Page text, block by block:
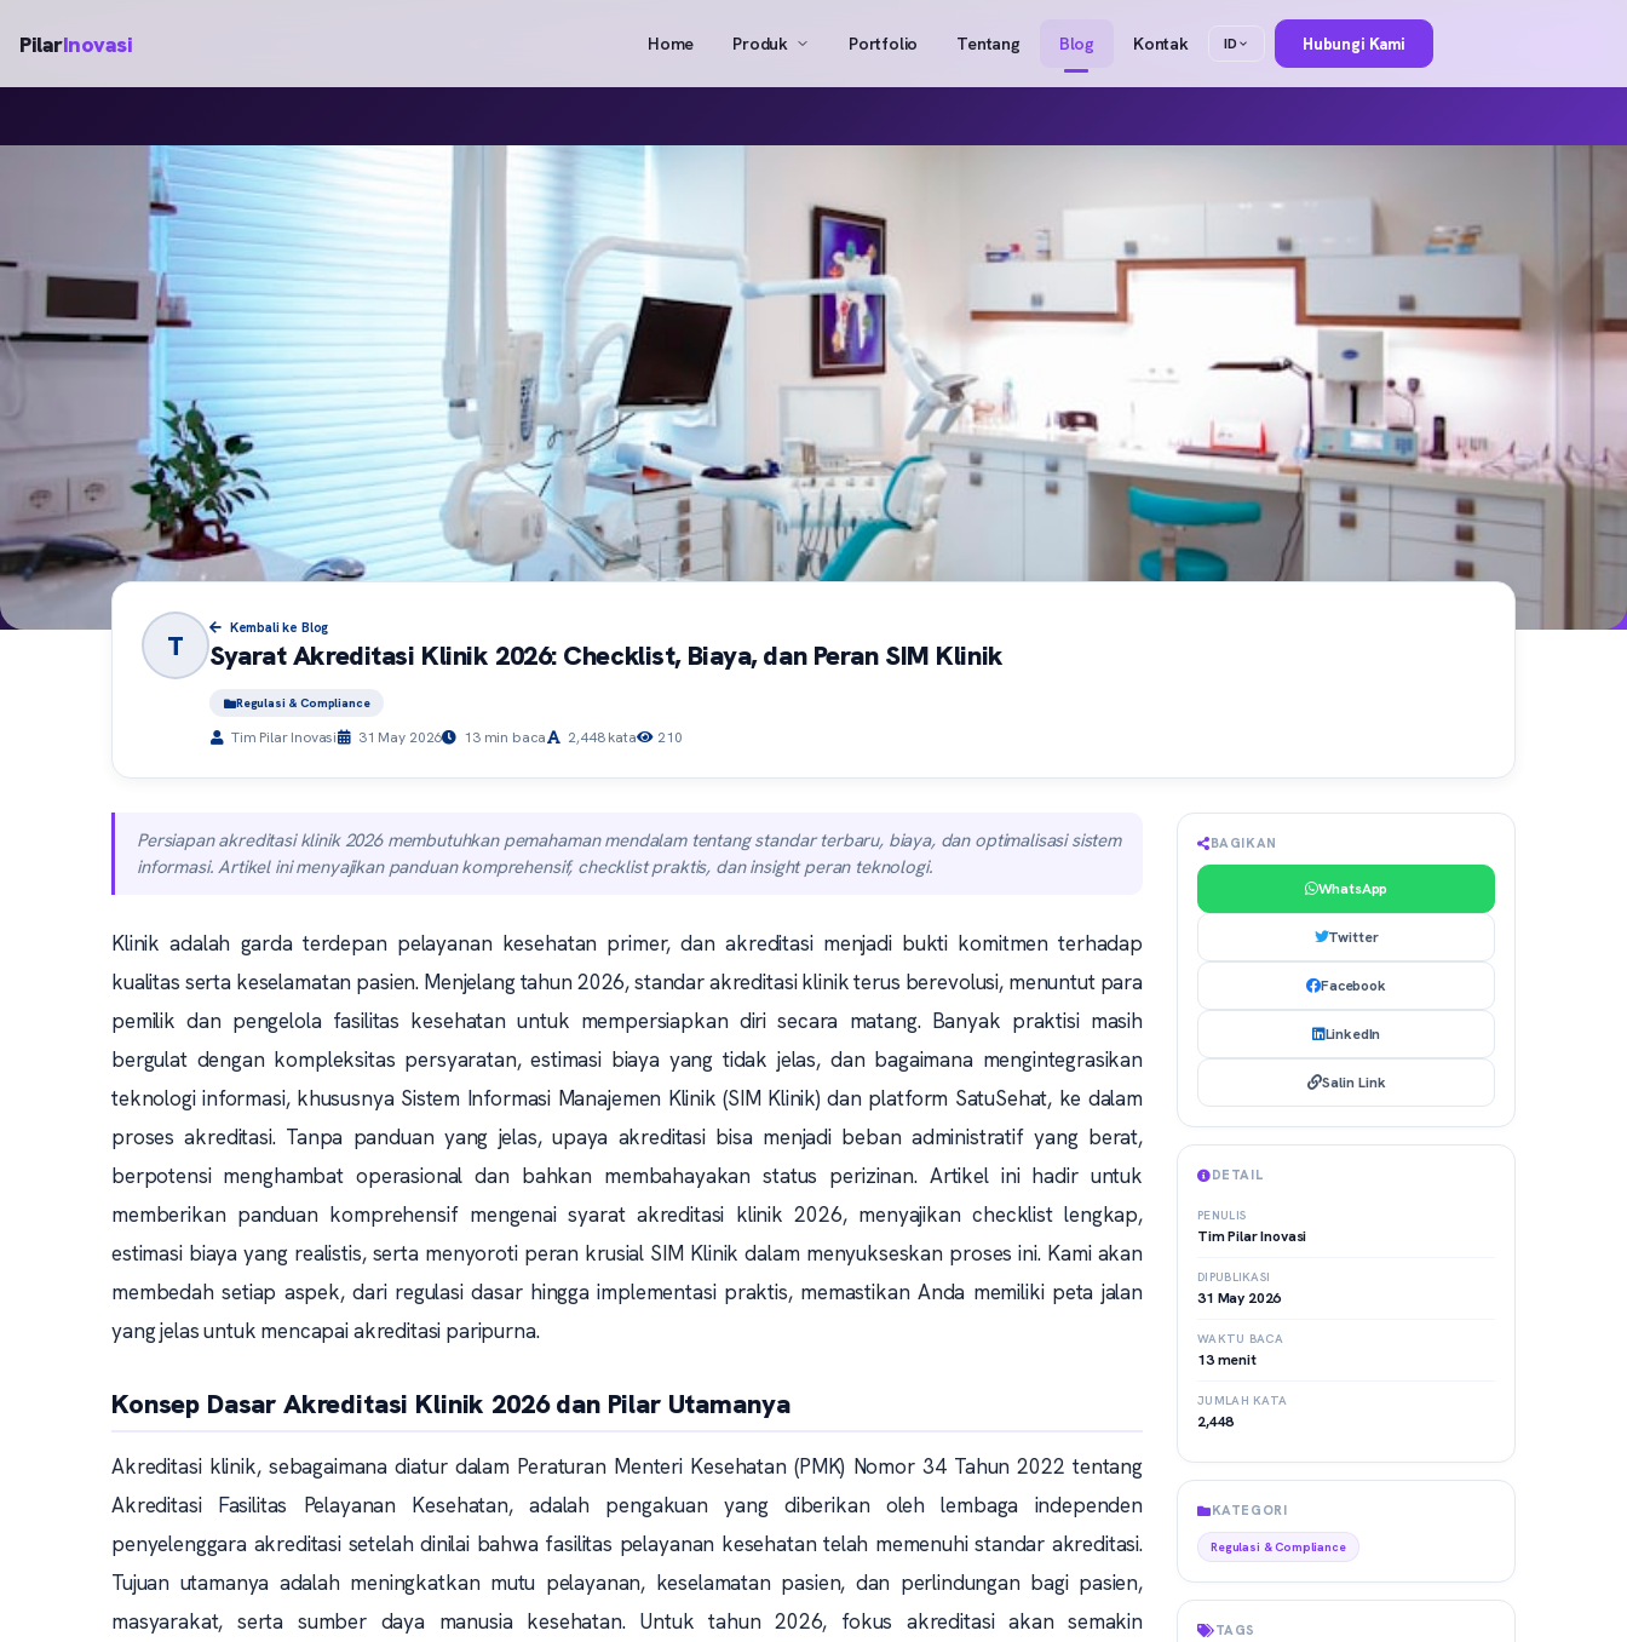
PilarInovasi Home Produk Portfolio Tentang Blog Kontak ID Hubungi Kami
T
Kembali ke Blog
Syarat Akreditasi Klinik 2026: Checklist, Biaya, dan Peran SIM Klinik
Regulasi & Compliance
Tim Pilar Inovasi 31 May 2026 13 min baca 2,448 kata 210
Persiapan akreditasi klinik 2026 membutuhkan pemahaman mendalam tentang standar terbaru, biaya, dan optimalisasi sistem
informasi. Artikel ini menyajikan panduan komprehensif, checklist praktis, dan insight peran teknologi.
Klinik adalah garda terdepan pelayanan kesehatan primer, dan akreditasi menjadi bukti komitmen terhadap
kualitas serta keselamatan pasien. Menjelang tahun 2026, standar akreditasi klinik terus berevolusi, menuntut para
pemilik dan pengelola fasilitas kesehatan untuk mempersiapkan diri secara matang. Banyak praktisi masih
bergulat dengan kompleksitas persyaratan, estimasi biaya yang tidak jelas, dan bagaimana mengintegrasikan
teknologi informasi, khususnya Sistem Informasi Manajemen Klinik (SIM Klinik) dan platform SatuSehat, ke dalam
proses akreditasi. Tanpa panduan yang jelas, upaya akreditasi bisa menjadi beban administratif yang berat,
berpotensi menghambat operasional dan bahkan membahayakan status perizinan. Artikel ini hadir untuk
memberikan panduan komprehensif mengenai syarat akreditasi klinik 2026, menyajikan checklist lengkap,
estimasi biaya yang realistis, serta menyoroti peran krusial SIM Klinik dalam menyukseskan proses ini. Kami akan
membedah setiap aspek, dari regulasi dasar hingga implementasi praktis, memastikan Anda memiliki peta jalan
yang jelas untuk mencapai akreditasi paripurna.
Konsep Dasar Akreditasi Klinik 2026 dan Pilar Utamanya
Akreditasi klinik, sebagaimana diatur dalam Peraturan Menteri Kesehatan (PMK) Nomor 34 Tahun 2022 tentang
Akreditasi Fasilitas Pelayanan Kesehatan, adalah pengakuan yang diberikan oleh lembaga independen
penyelenggara akreditasi setelah dinilai bahwa fasilitas pelayanan kesehatan telah memenuhi standar akreditasi.
Tujuan utamanya adalah meningkatkan mutu pelayanan, keselamatan pasien, dan perlindungan bagi pasien,
masyarakat, serta sumber daya manusia kesehatan. Untuk tahun 2026, fokus akreditasi akan semakin
BAGIKAN
WhatsApp
Twitter
Facebook
LinkedIn
Salin Link
DETAIL
PENULIS
Tim Pilar Inovasi
DIPUBLIKASI
31 May 2026
WAKTU BACA
13 menit
JUMLAH KATA
2,448
KATEGORI
Regulasi & Compliance
TAGS